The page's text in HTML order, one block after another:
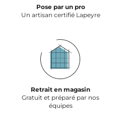
Pose par un pro
Un artisan certifié Lapeyre
Retrait en magasin
Gratuit et préparé par nos
équipes